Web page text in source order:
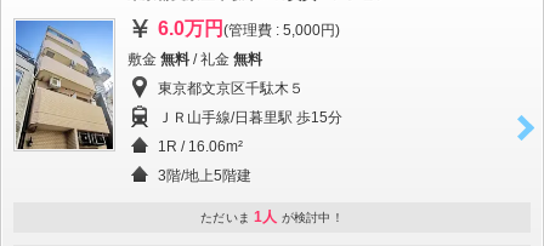
6.0万円 (管理費 : 5,000円)
敷金 無料 / 礼金 無料
東京都文京区千駄木５
ＪＲ山手線/日暮里駅 歩15分
1R / 16.06m²
3階/地上5階建
ただいま 1人 が検討中！